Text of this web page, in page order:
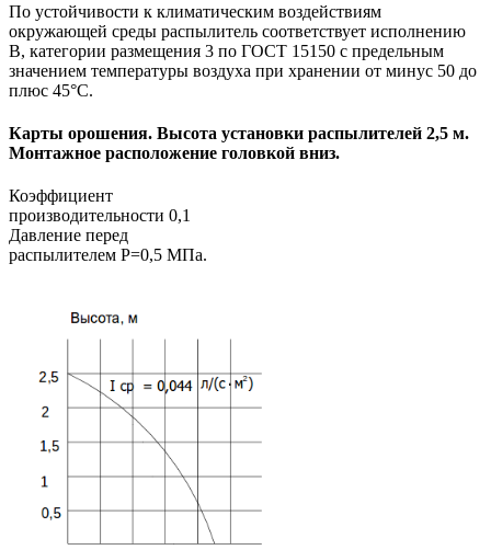
По устойчивости к климатическим воздействиям
окружающей среды распылитель соответствует исполнению
В, категории размещения 3 по ГОСТ 15150 с предельным
значением температуры воздуха при хранении от минус 50 до
плюс 45°С.
Карты орошения. Высота установки распылителей 2,5 м.
Монтажное расположение головкой вниз.
Коэффициент
производительности 0,1
Давление перед
распылителем Р=0,5 МПа.